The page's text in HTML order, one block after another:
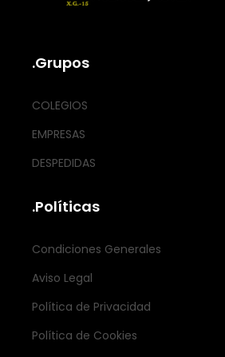
.Grupos
COLEGIOS
EMPRESAS
DESPEDIDAS
.Políticas
Condiciones Generales
Aviso Legal
Política de Privacidad
Política de Cookies